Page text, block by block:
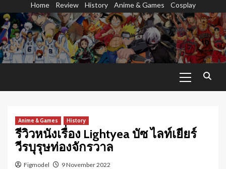
to
content
Home Review History Anime & Games Cosplay
Menu
Anime & Games History
รีวิวหนังเรื่อง Lightyea บัซ ไลท์เยียร์
วีรบุรุษท่องจักรวาล
Figmodel 9 November 2022